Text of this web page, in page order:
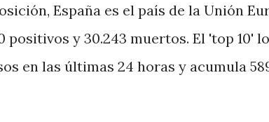
España es el país de la Unión
positivos y 30.243 muertos. El 'top 10'
en las últimas 24 horas y acumula